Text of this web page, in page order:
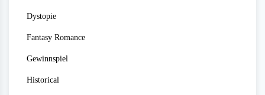
Dystopie
Fantasy Romance
Gewinnspiel
Historical